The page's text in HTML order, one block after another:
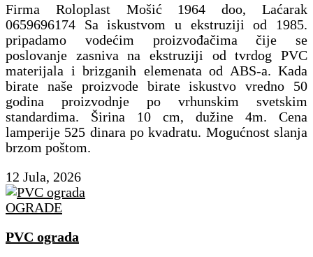
Firma Roloplast Mošić 1964 doo, Laćarak
0659696174 Sa iskustvom u ekstruziji od 1985.
pripadamo vodećim proizvođačima čije se
poslovanje zasniva na ekstruziji od tvrdog PVC
materijala i brizganih elemenata od ABS-a. Kada
birate naše proizvode birate iskustvo vredno 50
godina proizvodnje po vrhunskim svetskim
standardima. Širina 10 cm, dužine 4m. Cena
lamperije 525 dinara po kvadratu. Mogućnost slanja
brzom poštom.
12 Jula, 2026
OGRADE
PVC ograda